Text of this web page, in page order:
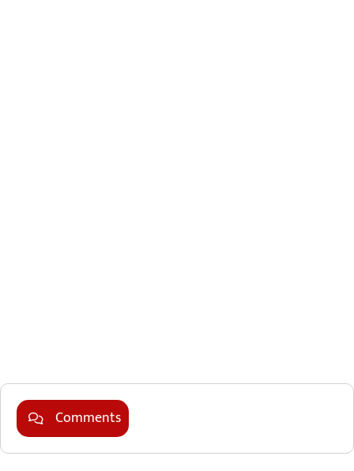
Comments